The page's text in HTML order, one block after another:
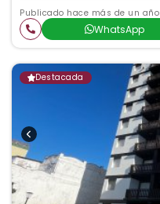
Publicado hace más de un año
WhatsApp
Destacada